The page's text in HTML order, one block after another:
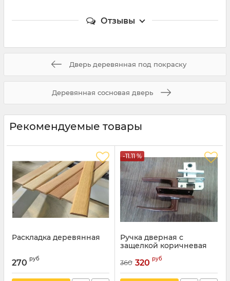
Отзывы
Дверь деревянная под покраску
Деревянная сосновая дверь
Рекомендуемые товары
Раскладка деревянная
270 руб
-11.11 %
Ручка дверная с
защелкой коричневая
360 320 руб